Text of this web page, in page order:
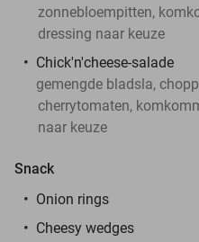
zonnebloempitten,
dressing naar keuze
Chick'n'cheese-salade
gemengde bladsla,
cherrytomaten,
naar keuze
Snack
Onion rings
Cheesy wedges